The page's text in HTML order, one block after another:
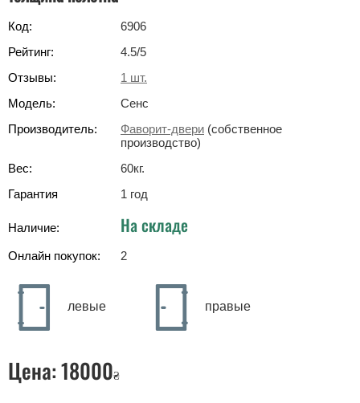
Код:
6906
Рейтинг:
4.5/5
Отзывы:
1 шт.
Модель:
Сенс
Производитель:
Фаворит-двери (собственное
производство)
Вес:
60кг.
Гарантия
1 год
Наличие: На складе
Онлайн покупок: 2
левые правые
Цена:18000₴